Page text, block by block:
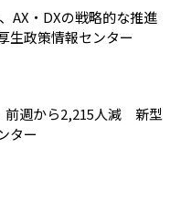
AX・DXの戦略的な推進
生政策情報センター
前週から2,215人減 新型
ター